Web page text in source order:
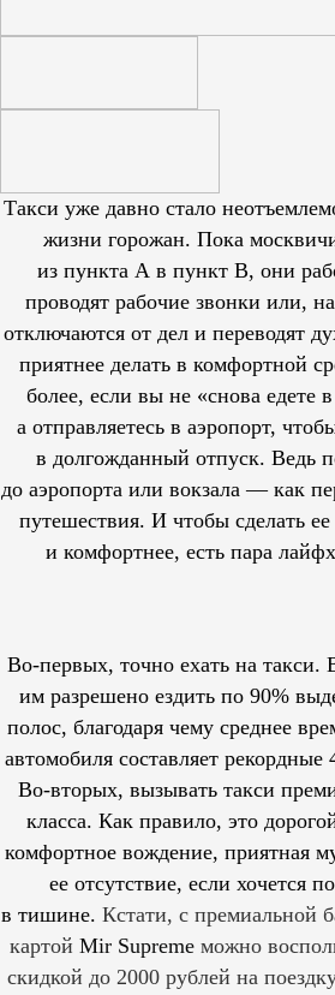
Такси уже давно стало
жизни горожан. Пока
из пункта А в пункт В, они
проводят рабочие звонки или,
отключаются от дел и переводят
приятнее делать в комфортной
более, если вы не «снова едете
а отправляетесь в аэропорт,
в долгожданный отпуск. Ведь
до аэропорта или вокзала — как
путешествия. И чтобы сделать ее
и комфортнее, есть пара
Во-первых, точно ехать на такси.
им разрешеноездить по 90%
полос, благодаря чему среднее
автомобиля составляет
Во-вторых, вызывать такси
класса. Как правило, это
комфортное вождение, приятная
ее отсутствие, если хочется
в тишине. Кстати, с премиальной
картой Mir Supreme можно
скидкой до 2000 рублей на